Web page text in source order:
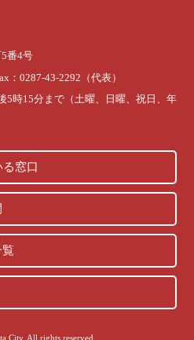
番4号
0287-43-2292（代表）
5時15分まで（土曜、日曜、祝日、年
窓口
City. All rights reserved.